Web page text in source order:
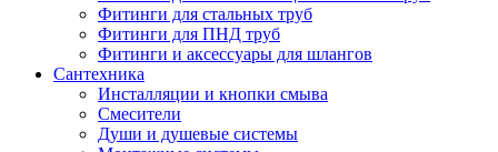
Фитинги для стальных труб
Фитинги для ПНД труб
Фитинги и аксессуары для шлангов
Сантехника
Инсталляции и кнопки смыва
Смесители
Души и душевые системы